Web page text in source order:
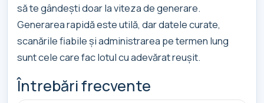
să te gândești doar la viteza de generare.
Generarea rapidă este utilă, dar datele curate,
scanările fiabile și administrarea pe termen lung
sunt cele care fac lotul cu adevărat reușit.
Întrebări frecvente